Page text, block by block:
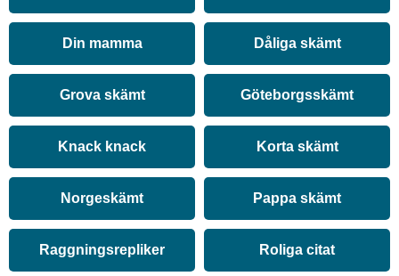
Din mamma Dåliga skämt
Grova skämt Göteborgsskämt
Knack knack Korta skämt
Norgeskämt Pappa skämt
Raggningsrepliker Roliga citat